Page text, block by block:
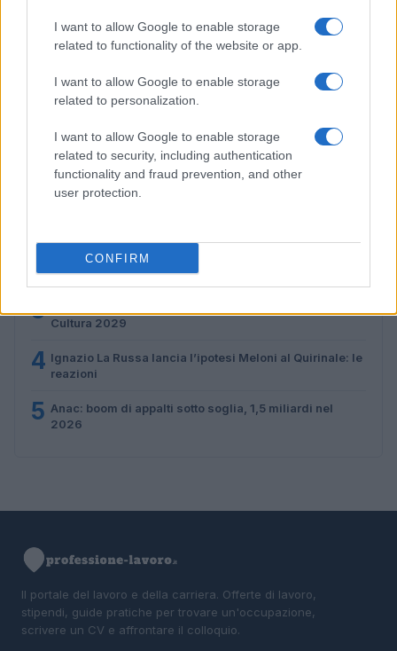
I want to allow Google to enable storage
related to functionality of the website or app.
I want to allow Google to enable storage
related to personalization.
I want to allow Google to enable storage
related to security, including authentication
functionality and fraud prevention, and other
user protection.
CONFIRM
Lavoro digitale: il governo introduce nuove regole per
Andrea Innocenti · 3 Ago 2026
PIÙ LETTI
Controlli nel settore turistico-alberghiero: dati
allarmanti su lavoro e sicurezza
3 Cultura 2029
4 Ignazio La Russa lancia l’ipotesi Meloni al Quirinale: le
reazioni
5 Anac: boom di appalti sotto soglia, 1,5 miliardi nel
2026
Il portale del lavoro e della carriera. Offerte di lavoro,
stipendi, guide pratiche per trovare un'occupazione,
scrivere un CV e affrontare il colloquio.